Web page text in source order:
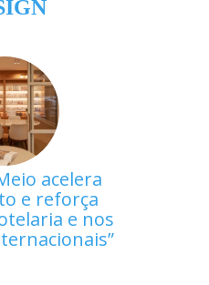
acelera
e reforça
e nos